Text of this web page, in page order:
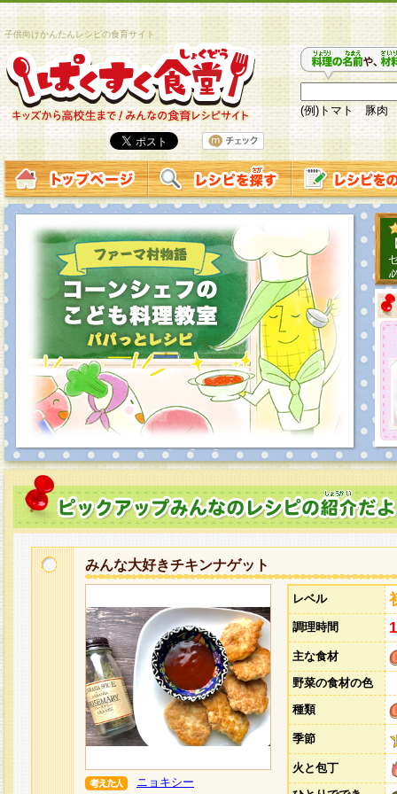
子供向けかんたんレシピの食育サイト
(例)トマト 豚肉
みんな大好きチキンナゲット
ニョキシー
レベル
調理時間
主な食材
野菜の食材の色
種類
季節
火と包丁